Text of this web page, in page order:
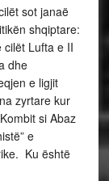
sot janaë
shqiptare:
Lufta e II
dhe
e ligjit
zyrtare kur
si Abaz
e
Ku është